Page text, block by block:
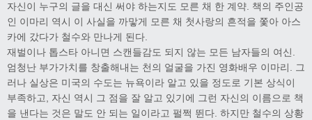
자신이 누구의 글을 대신 써야 하는지도 모른 채 한 계약. 책의 주인공
인 이마리 역시 이 사실을 까맣게 모른 채 첫사랑의 흔적을 쫓아 아스
카에 갔다가 철수와 만나게 된다.
재벌이나 톱스타 아니면 스캔들감도 되지 않는 모든 남자들의 여신.
엄청난 부가가치를 창출해내는 천의 얼굴을 가진 영화배우 이마리. 그
러나 실상은 미국의 수도는 뉴욕이라 알고 있을 정도로 기본 상식이
부족하고, 자신 역시 그 점을 잘 알고 있기에 그런 자신의 이름으로 책
을 낸다는 것은 말도 안 되는 일이라고 펄쩍 뛴다. 하지만 철수의 상황